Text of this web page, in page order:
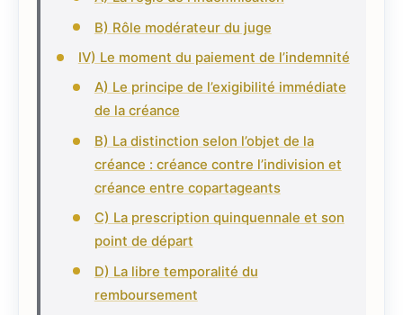
B) Rôle modérateur du juge
IV) Le moment du paiement de l’indemnité
A) Le principe de l’exigibilité immédiate
de la créance
B) La distinction selon l’objet de la
créance : créance contre l’indivision et
créance entre copartageants
C) La prescription quinquennale et son
point de départ
D) La libre temporalité du
remboursement